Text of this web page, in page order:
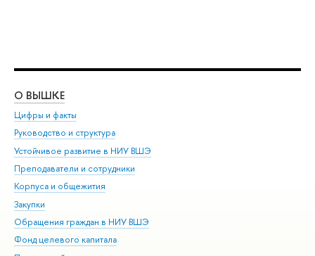
О ВЫШКЕ
Цифры и факты
Руководство и структура
Устойчивое развитие в НИУ ВШЭ
Преподаватели и сотрудники
Корпуса и общежития
Закупки
Обращения граждан в НИУ ВШЭ
Фонд целевого капитала